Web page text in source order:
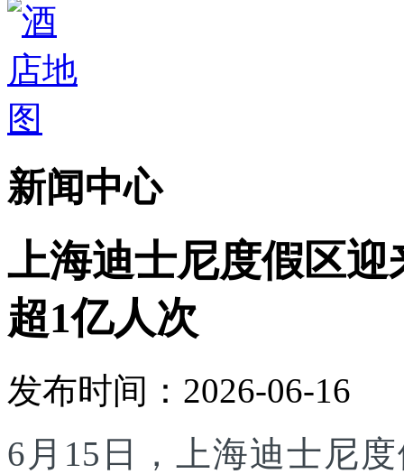
新闻中心
上海迪士尼度假区
超1亿人次
发布时间：2026-06-16
6月15日，上海迪士尼